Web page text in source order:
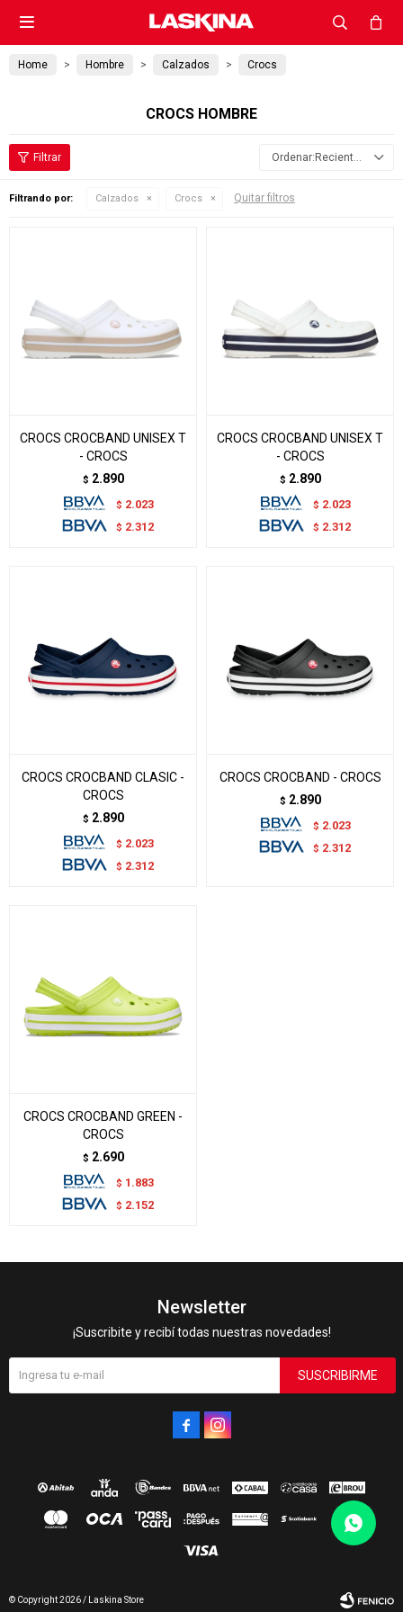

Home Hombre Calzados Crocs
CROCS HOMBRE
Recientes
Filtrando por: Calzados Crocs Quitar filtros
CROCS CROCBAND UNISEX T
- CROCS
$ 2.890
$ 2.023
$ 2.312
CROCS CROCBAND UNISEX T
- CROCS
$ 2.890
$ 2.023
$ 2.312
CROCS CROCBAND CLASIC -
CROCS
$ 2.890
$ 2.023
$ 2.312
CROCS CROCBAND - CROCS
$ 2.890
$ 2.023
$ 2.312
CROCS CROCBAND GREEN -
CROCS
$ 2.690
$ 1.883
$ 2.152
Newsletter
¡Suscribite y recibí todas nuestras novedades!
SUSCRIBIRME
 
© Copyright 2026 / Laskina Store